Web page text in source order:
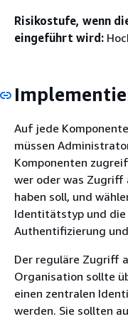
Risikostufe, wenn
eingeführt wird:
Auf jede
müssen
Komponenten
wer oder was Zugriff
haben soll, und
Identitätstyp und
Authentifizierung
Der reguläre Zugriff
Organisation sollte
einen zentralen
werden. Sie sollten